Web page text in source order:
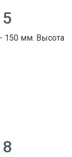
150 мм. Высота